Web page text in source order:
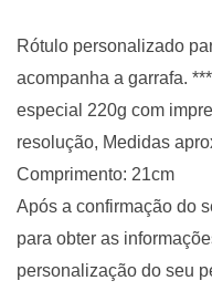
Rótulo personalizado
acompanha a garrafa.
especial 220g com
resolução, Medidas
Comprimento: 21cm
Após a confirmação do
para obter as
personalização do seu